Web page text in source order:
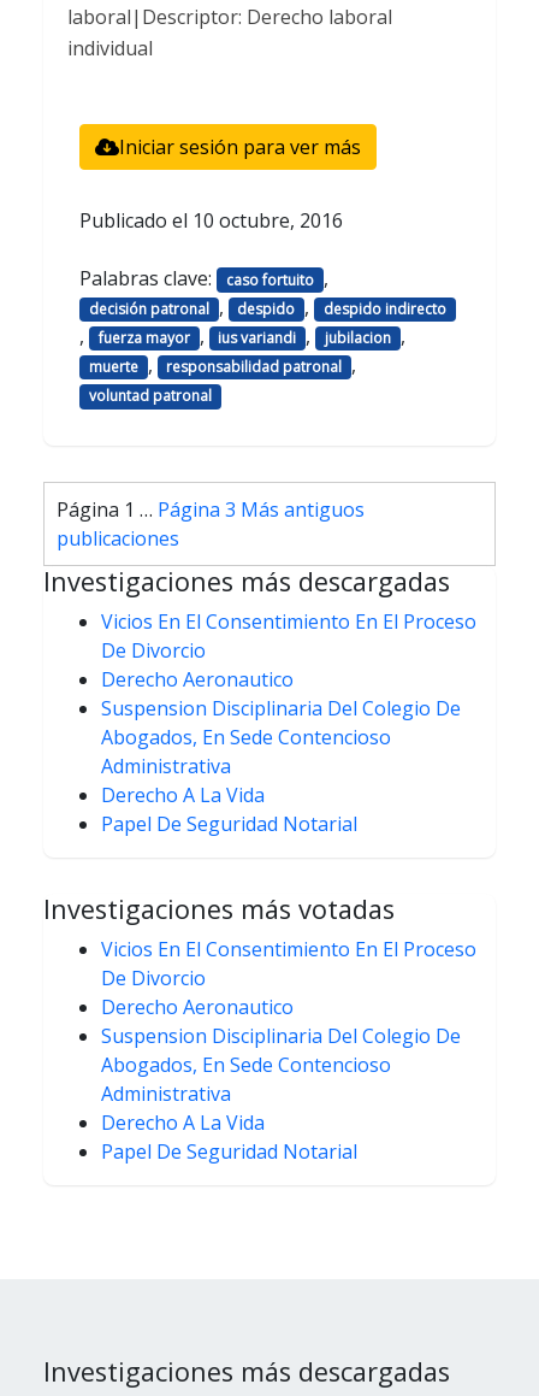
laboral|Descriptor: Derecho laboral
individual
Iniciar sesión para ver más
Publicado el 10 octubre, 2016
Palabras clave: caso fortuito ,
decisión patronal , despido , despido indirecto
, fuerza mayor , ius variandi , jubilacion ,
muerte , responsabilidad patronal ,
voluntad patronal
Paginación
de
entradas
Página 1 … Página 3 Más antiguos
publicaciones
Investigaciones más descargadas
Vicios En El Consentimiento En El Proceso
De Divorcio
Derecho Aeronautico
Suspension Disciplinaria Del Colegio De
Abogados, En Sede Contencioso
Administrativa
Derecho A La Vida
Papel De Seguridad Notarial
Investigaciones más votadas
Vicios En El Consentimiento En El Proceso
De Divorcio
Derecho Aeronautico
Suspension Disciplinaria Del Colegio De
Abogados, En Sede Contencioso
Administrativa
Derecho A La Vida
Papel De Seguridad Notarial
Investigaciones más descargadas